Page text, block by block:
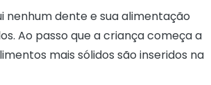
nenhum dente e sua alimentação
Ao passo que a criança começa a
mais sólidos são inseridos na